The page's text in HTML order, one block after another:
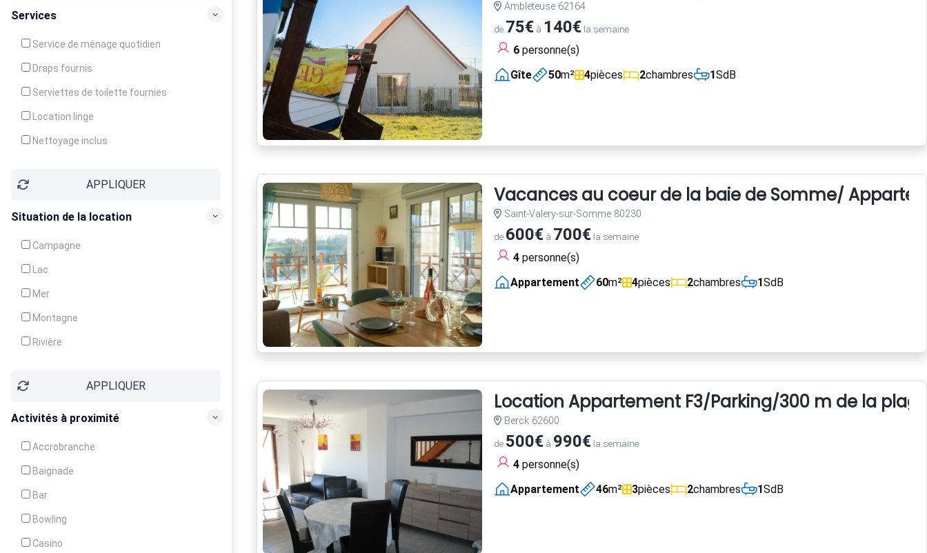
Services
Service de ménage quotidien
Draps fournis
Serviettes de toilette fournies
Location linge
Nettoyage inclus
Garde d'enfants
Crèche
APPLIQUER
Situation de la location
Campagne
Lac
Mer
Montagne
Rivière
APPLIQUER
Activités à proximité
Accrobranche
Baignade
Bar
Bowling
Casino
Ambleteuse 62164
de 75€à 140€la semaine
6personne(s)
Gîte
50m² 4pièces 2chambres 1SdB
Vacances au coeur de la baie de Somme/
Saint-Valery-sur-Somme 80230
de 600€à 700€la semaine
4personne(s)
Appartement
60m² 4pièces 2chambres 1SdB
Location Appartement F3/Parking/300 m de la
Berck 62600
de 500€à 990€la semaine
4personne(s)
Appartement
46m² 3pièces 2chambres 1SdB